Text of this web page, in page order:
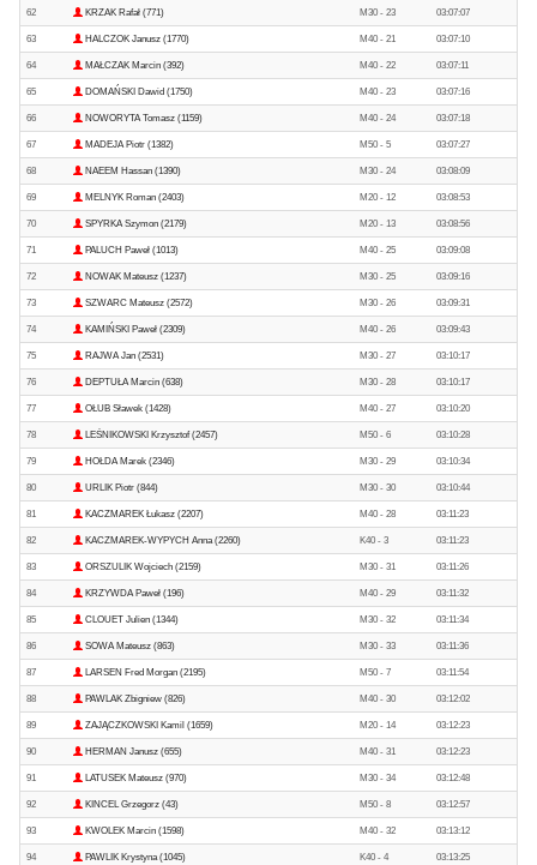
62 KRZAK Rafał (771) M30 - 23 03:07:07
63 HALCZOK Janusz (1770) M40 - 21 03:07:10
64 MAŁCZAK Marcin (392) M40 - 22 03:07:11
65 DOMAŃSKI Dawid (1750) M40 - 23 03:07:16
66 NOWORYTA Tomasz (1159) M40 - 24 03:07:18
67 MADEJA Piotr (1382) M50 - 5 03:07:27
68 NAEEM Hassan (1390) M30 - 24 03:08:09
69 MELNYK Roman (2403) M20 - 12 03:08:53
70 SPYRKA Szymon (2179) M20 - 13 03:08:56
71 PALUCH Paweł (1013) M40 - 25 03:09:08
72 NOWAK Mateusz (1237) M30 - 25 03:09:16
73 SZWARC Mateusz (2572) M30 - 26 03:09:31
74 KAMIŃSKI Paweł (2309) M40 - 26 03:09:43
75 RAJWA Jan (2531) M30 - 27 03:10:17
76 DEPTUŁA Marcin (638) M30 - 28 03:10:17
77 OŁUB Sławek (1428) M40 - 27 03:10:20
78 LEŚNIKOWSKI Krzysztof (2457) M50 - 6 03:10:28
79 HOŁDA Marek (2346) M30 - 29 03:10:34
80 URLIK Piotr (844) M30 - 30 03:10:44
81 KACZMAREK Łukasz (2207) M40 - 28 03:11:23
82 KACZMAREK-WYPYCH Anna (2260) K40 - 3 03:11:23
83 ORSZULIK Wojciech (2159) M30 - 31 03:11:26
84 KRZYWDA Paweł (196) M40 - 29 03:11:32
85 CLOUET Julien (1344) M30 - 32 03:11:34
86 SOWA Mateusz (863) M30 - 33 03:11:36
87 LARSEN Fred Morgan (2195) M50 - 7 03:11:54
88 PAWLAK Zbigniew (826) M40 - 30 03:12:02
89 ZAJĄCZKOWSKI Kamil (1659) M20 - 14 03:12:23
90 HERMAN Janusz (655) M40 - 31 03:12:23
91 LATUSEK Mateusz (970) M30 - 34 03:12:48
92 KINCEL Grzegorz (43) M50 - 8 03:12:57
93 KWOLEK Marcin (1598) M40 - 32 03:13:12
94 PAWLIK Krystyna (1045) K40 - 4 03:13:25